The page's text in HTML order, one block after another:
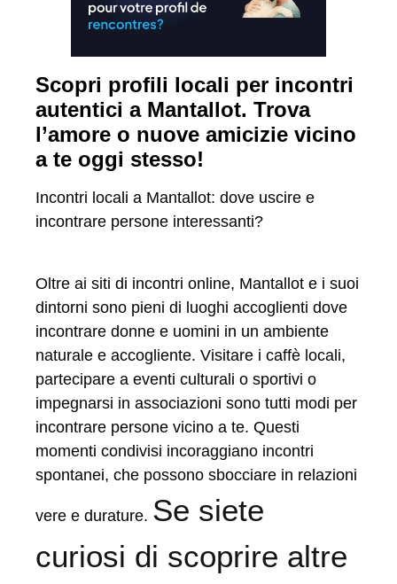
Scopri profili locali per incontri
autentici a Mantallot. Trova
l’amore o nuove amicizie vicino
a te oggi stesso!
Incontri locali a Mantallot: dove uscire e
incontrare persone interessanti?
Oltre ai siti di incontri online, Mantallot e i suoi
dintorni sono pieni di luoghi accoglienti dove
incontrare donne e uomini in un ambiente
naturale e accogliente. Visitare i caffè locali,
partecipare a eventi culturali o sportivi o
impegnarsi in associazioni sono tutti modi per
incontrare persone vicino a te. Questi
momenti condivisi incoraggiano incontri
spontanei, che possono sbocciare in relazioni
vere e durature. Se siete
curiosi di scoprire altre